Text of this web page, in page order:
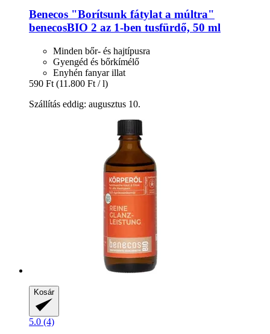
Benecos "Borítsunk fátylat a múltra"
benecosBIO 2 az 1-​ben tusfürdő, 50 ml
Minden bőr- és hajtípusra
Gyengéd és bőrkímélő
Enyhén fanyar illat
590 Ft (11.800 Ft / l)
Szállítás eddig: augusztus 10.
Kosár
5.0 (4)